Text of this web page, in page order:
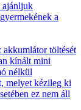
ajánljuk
a
töltését
kínált mini
nélkül
melyet kézileg ki
ez nem áll